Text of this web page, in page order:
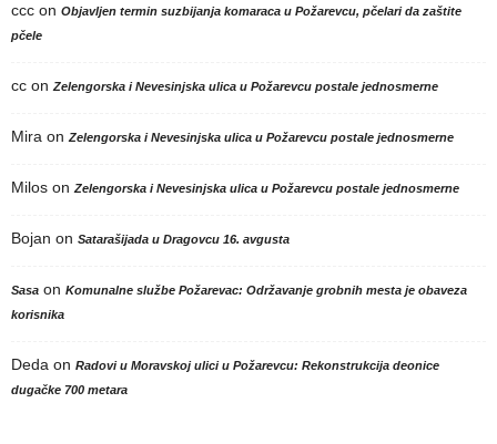
ccc on Objavljen termin suzbijanja komaraca u Požarevcu, pčelari da zaštite
pčele
cc onZelengorska i Nevesinjska ulica u Požarevcu postale jednosmerne
Mira onZelengorska i Nevesinjska ulica u Požarevcu postale jednosmerne
Milos onZelengorska i Nevesinjska ulica u Požarevcu postale jednosmerne
Bojan on Satarašijada u Dragovcu 16. avgusta
Sasa on Komunalne službe Požarevac: Održavanje grobnih mesta je obaveza
korisnika
Deda on Radovi u Moravskoj ulici u Požarevcu: Rekonstrukcija deonice
dugačke 700 metara